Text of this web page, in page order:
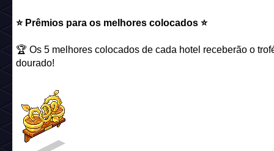
⭐️ Prêmios para os melhores colocados ⭐️
🏆 Os 5 melhores colocados de cada hotel receberão o
dourado!